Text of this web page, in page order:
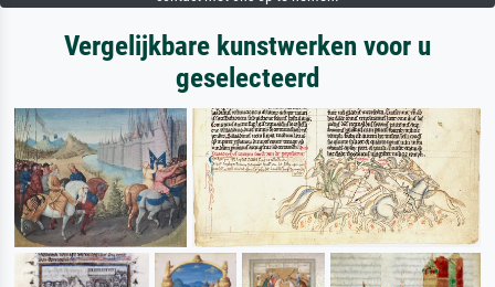
Vergelijkbare kunstwerken voor u
geselecteerd